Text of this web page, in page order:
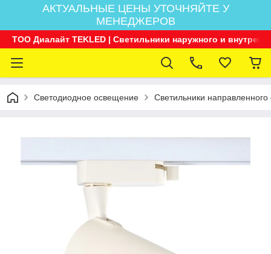
АКТУАЛЬНЫЕ ЦЕНЫ УТОЧНЯЙТЕ У
МЕНЕДЖЕРОВ
ТОО Диалайт TEKLED | Светильники наружного и
Светодиодное освещение Светильники